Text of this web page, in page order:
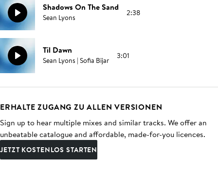
Shadows On The Sand
Sean Lyons 2:38
Til Dawn
Sean Lyons | Sofia Bijar 3:01
ERHALTE ZUGANG ZU ALLEN VERSIONEN
Sign up to hear multiple mixes and similar tracks. We offer an
unbeatable catalogue and affordable, made-for-you licences.
JETZT KOSTENLOS STARTEN